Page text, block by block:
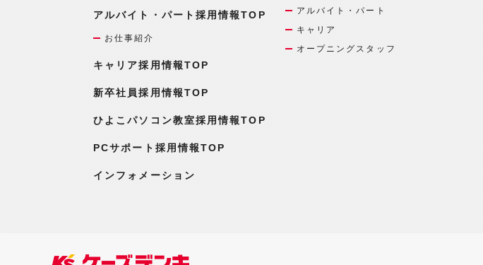
アルバイト・パート採用情報TOP
お仕事紹介
キャリア採用情報TOP
新卒社員採用情報TOP
ひよこパソコン教室採用情報TOP
PCサポート採用情報TOP
インフォメーション
アルバイト・パート
キャリア
オープニングスタッフ